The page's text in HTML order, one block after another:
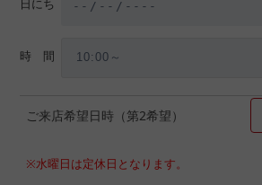
日にち
時 間
ご来店希望日時（第2希望）
※水曜日は定休日となります。